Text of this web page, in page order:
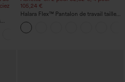
105,24 €
Halara Flex™ Pantalon de travail taille
haute sculptant la silhouette, gainant la
taille, avec poches, jambe large en
micro-gaufre